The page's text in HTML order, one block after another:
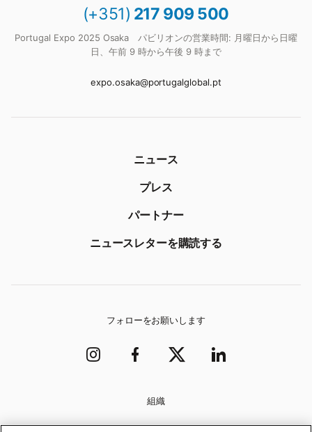
(+351) 217 909 500
Portugal Expo 2025 Osaka パビリオンの営業時間: 月曜日から日曜
日、午前 9 時から午後 9 時まで
expo.osaka@portugalglobal.pt
ニュース
プレス
パートナー
ニュースレターを購読する
フォローをお願いします
組織